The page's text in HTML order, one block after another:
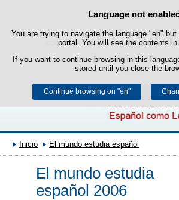
Cookie Policy
This website uses its own cookies to facilitate
cookies to obtain usage and
You can get more information in the
notice.
Accept Reject
Language not
You are trying to navigate the language "en"
portal. You will see the contents in
If you want to continue browsing in this
stored until you close the
Continue browsing on "en"
Skip to
Inicio El mundo estudia español
El mundo estudia
español 2006